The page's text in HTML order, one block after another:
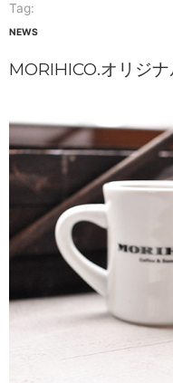
Tag:
NEWS
MORIHICO.オリジ